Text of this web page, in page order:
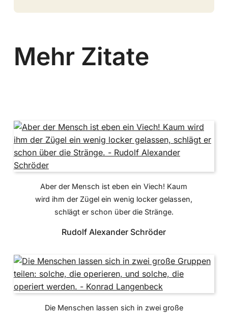
Mehr Zitate
Aber der Mensch ist eben ein Viech! Kaum
wird ihm der Zügel ein wenig locker gelassen,
schlägt er schon über die Stränge.
Rudolf Alexander Schröder
Die Menschen lassen sich in zwei große